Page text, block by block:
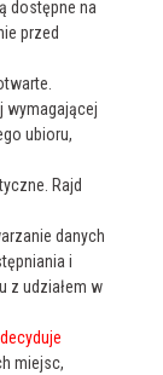
dostępne na
przed
wymagającej
ubioru,
Rajd
danych
i
z udziałem w
miejsc,